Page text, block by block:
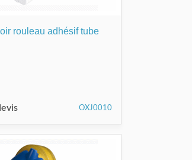
rouleau adhésif tube
OXJ0010